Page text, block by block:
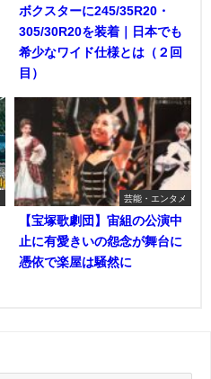
ボクスターに245/35R20・
305/30R20を装着｜日本でも
希少なワイド仕様とは（２回
目）
芸能・エンタメ
【宝塚歌劇団】宙組の公演中
止に有愛きいの怨念が舞台に
憑依で楽屋は騒然に